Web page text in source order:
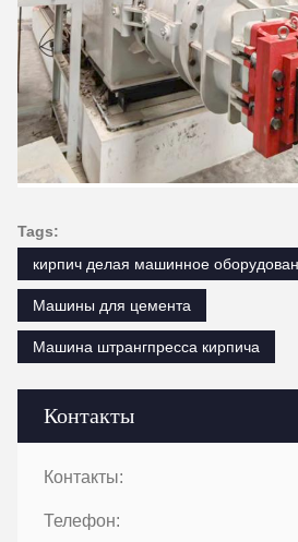
Контакты
Контакты:
Телефон:
Tags:
кирпич делая машинное
Машины для цемента
Машина штрангпресса кирпича